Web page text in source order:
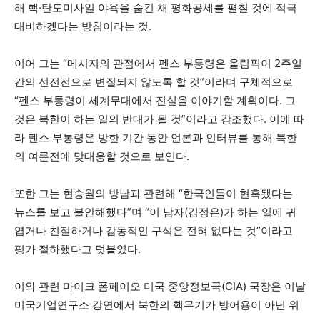
해 핵·탄도미사일 야욕을 숨긴 채 평화공세를 펼칠 것에 적극
대비하겠다는 방침이라는 것.
이어 그는 “메시지의 관점에서 펜스 부통령은 올림픽이 2주일
간의 선전전으로 변질되지 않도록 할 것”이라며 구체적으로
“펜스 부통령이 세계무대에서 진실을 이야기할 계획이다. 그
것은 북한이 하는 일의 반대가 될 것”이라고 강조했다. 이에 따
라 펜스 부통령은 방한 기간 동안 언론과 인터뷰를 통해 북한
의 여론전에 맞대응할 것으로 보인다.
또한 그는 현송월의 방남과 관련해 “한국인들이 현혹됐다는
뉴스를 보고 불안해했다”며 “이 남자(김정은)가 하는 일에 귀
엽거나 친절하거나 감동적인 구석은 전혀 없다는 것”이라고
평가 절하했다고 덧붙였다.
이와 관련 마이크 폼페이오 미국 중앙정보국(CIA) 국장은 이날
미국기업연구소 강연에서 북한의 핵무기가 방어용이 아닌 위